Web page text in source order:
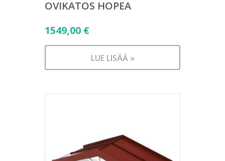
OVIKATOS HOPEA
1549,00 €
LUE LISÄÄ »